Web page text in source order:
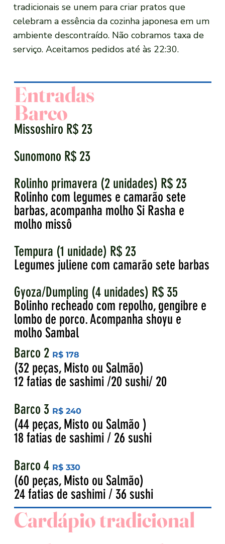
tradicionais se unem para criar pratos que
celebram a essência da cozinha japonesa em um
ambiente descontraído. Não cobramos taxa de
serviço. Aceitamos pedidos até às 22:30.
Entradas
Missoshiro R$ 23
Sunomono R$ 23
Rolinho primavera (2 unidades) R$ 23
Rolinho com legumes e camarão sete
barbas, acompanha molho Si Rasha e
molho missô
Tempura (1 unidade) R$ 23
Legumes juliene com camarão sete barbas
Gyoza/Dumpling (4 unidades) R$ 35
Bolinho recheado com repolho, gengibre e
lombo de porco. Acompanha shoyu e
molho Sambal
Barco
Barco 2 R$ 178
(32 peças, Misto ou Salmão)
12 fatias de sashimi /20 sushi/ 20
Barco 3 R$ 240
(44 peças, Misto ou Salmão )
18 fatias de sashimi / 26 sushi
Barco 4 R$ 330
(60 peças, Misto ou Salmão)
24 fatias de sashimi / 36 sushi
Cardápio tradicional